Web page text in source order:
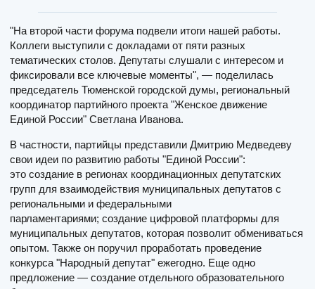
"На второй части форума подвели итоги нашей работы.
Коллеги выступили с докладами от пяти разных
тематических столов. Депутаты слушали с интересом и
фиксировали все ключевые моменты", — поделилась
председатель Тюменской городской думы, региональный
координатор партийного проекта "Женское движение
Единой России" Светлана Иванова.
В частности, партийцы представили Дмитрию Медведеву
свои идеи по развитию работы "Единой России":
это создание в регионах координационных депутатских
групп для взаимодействия муниципальных депутатов с
региональными и федеральными
парламентариями; создание цифровой платформы для
муниципальных депутатов, которая позволит обмениваться
опытом. Также он поручил проработать проведение
конкурса "Народный депутат" ежегодно. Еще одно
предложение — создание отдельного образовательного